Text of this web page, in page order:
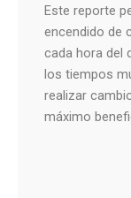
Este reporte
encendido de
cada hora del
los tiempos
realizar
máximo